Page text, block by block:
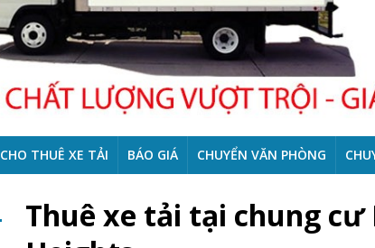
CHO THUÊ XE TẢI BÁO GIÁ CHUYỂN VĂN PHÒNG
Thuê xe tải tại chung